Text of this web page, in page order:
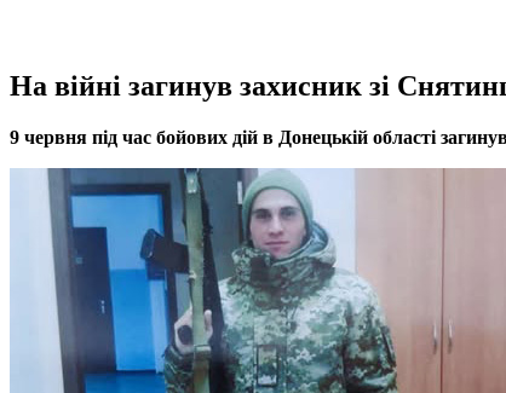
На війні загинув захисник зі
9 червня під час бойових дій в Донецькій області